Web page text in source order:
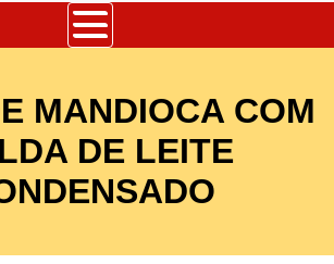
MANDIOCA COM
DE LEITE